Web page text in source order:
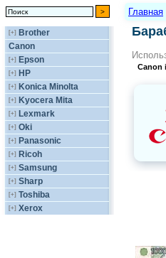
[+] Brother
Canon
[+] Epson
[+] HP
[+] Konica Minolta
[+] Kyocera Mita
[+] Lexmark
[+] Oki
[+] Panasonic
[+] Ricoh
[+] Samsung
[+] Sharp
[+] Toshiba
[+] Xerox
Главная
Canon